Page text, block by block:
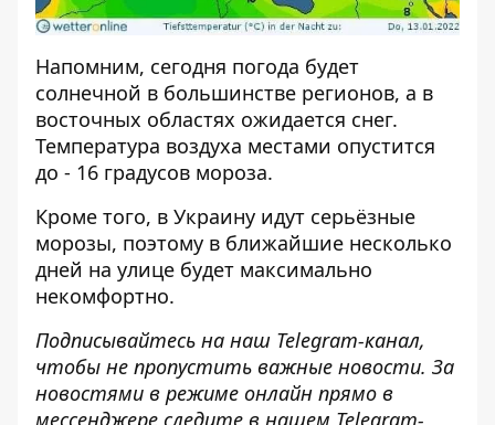
Напомним, сегодня погода будет
солнечной в большинстве регионов, а в
восточных областях ожидается снег.
Температура воздуха местами опустится
до - 16 градусов мороза.
Кроме того, в Украину идут серьёзные
морозы, поэтому в ближайшие несколько
дней на улице будет максимально
некомфортно.
Подписывайтесь на наш Telegram-канал,
чтобы не пропустить важные новости. За
новостями в режиме онлайн прямо в
мессенджере следите в нашем Telegram-